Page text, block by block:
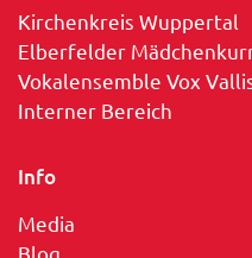
Kirchenkreis Wuppertal
Elberfelder
Vokalensemble Vox
Interner Bereich
Info
Media